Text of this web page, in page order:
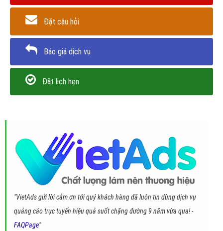
Đặt câu hỏi
Báo giá dịch vụ
Đặt lịch hẹn
"VietAds gửi lời cảm ơn tới quý khách hàng đã luôn tin dùng dịch vụ
quảng cáo trực tuyến hiệu quả suốt chặng đường 9 năm vừa qua! -
FAQPage"